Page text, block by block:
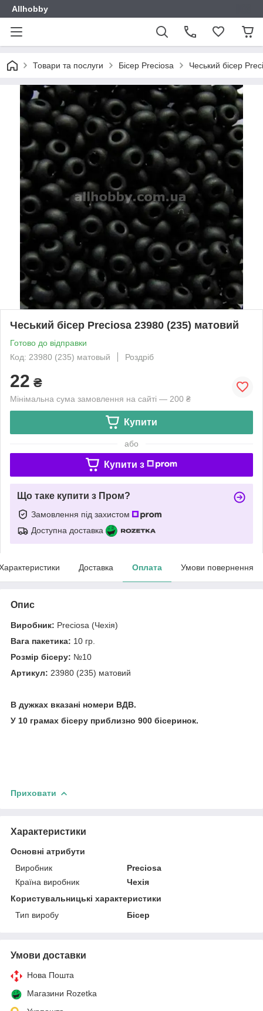
Allhobby
Товари та послуги Бісер Preciosa Чеський бісер
Чеський бісер Preciosa 23980 (235) матовий
Готово до відправки
Код: 23980 (235) матовый
Роздріб
22 ₴
Мінімальна сума замовлення на сайті — 200 ₴
Купити
або
Купити з
Що таке купити з Пром?
Замовлення під захистом
Доступна доставка
Доставка Оплата Умови повернення
Опис
Виробник: Preciosa (Чехія)
Вага пакетика: 10 гр.
Розмір бісеру: №10
Артикул: 23980 (235) матовий
В дужках вказані номери ВДВ.
У 10 грамах бісеру приблизно 900 бісеринок.
Приховати
Характеристики
Основні атрибути
Виробник
Preciosa
Країна виробник
Чехія
Користувальницькі характеристики
Тип виробу
Бісер
Умови доставки
Нова Пошта
Магазини Rozetka